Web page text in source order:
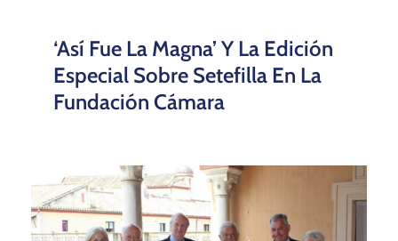
‘Así Fue La Magna’ Y La Edición
Especial Sobre Setefilla En La
Fundación Cámara